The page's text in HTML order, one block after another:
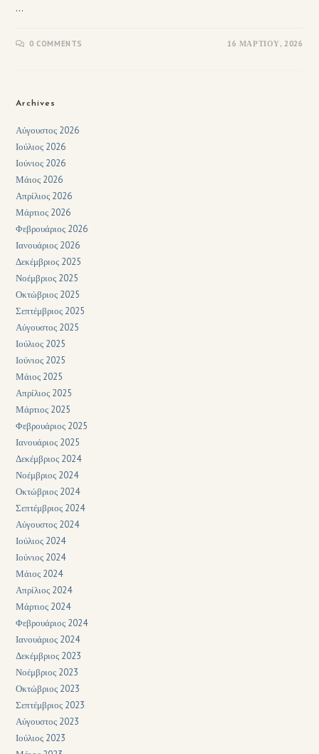
…
0 COMMENTS 16 ΜΑΡΤΊΟΥ, 2026
Archives
Αύγουστος 2026
Ιούλιος 2026
Ιούνιος 2026
Μάιος 2026
Απρίλιος 2026
Μάρτιος 2026
Φεβρουάριος 2026
Ιανουάριος 2026
Δεκέμβριος 2025
Νοέμβριος 2025
Οκτώβριος 2025
Σεπτέμβριος 2025
Αύγουστος 2025
Ιούλιος 2025
Ιούνιος 2025
Μάιος 2025
Απρίλιος 2025
Μάρτιος 2025
Φεβρουάριος 2025
Ιανουάριος 2025
Δεκέμβριος 2024
Νοέμβριος 2024
Οκτώβριος 2024
Σεπτέμβριος 2024
Αύγουστος 2024
Ιούλιος 2024
Ιούνιος 2024
Μάιος 2024
Απρίλιος 2024
Μάρτιος 2024
Φεβρουάριος 2024
Ιανουάριος 2024
Δεκέμβριος 2023
Νοέμβριος 2023
Οκτώβριος 2023
Σεπτέμβριος 2023
Αύγουστος 2023
Ιούλιος 2023